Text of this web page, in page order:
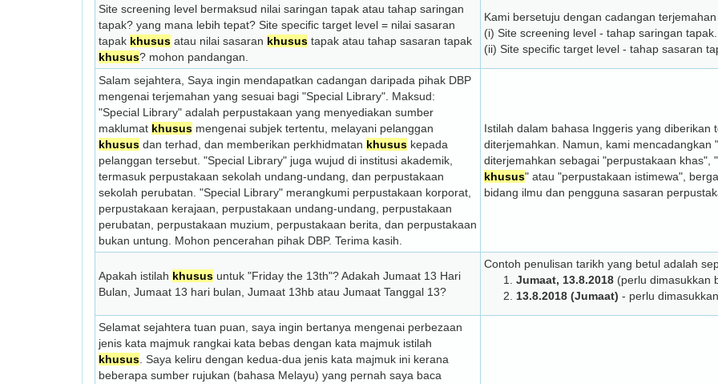
Site screening level bermaksud nilai saringan tapak atau tahap saringan
tapak? yang mana lebih tepat? Site specific target level = nilai sasaran
tapak khusus atau nilai sasaran khusus tapak atau tahap sasaran tapak
khusus? mohon pandangan.
Kami bersetuju dengan cadangan
(i) Site screening level - tahap saringan tapak.
(ii) Site specific target level - tahap sasaran
Salam sejahtera, Saya ingin mendapatkan cadangan daripada pihak DBP
mengenai terjemahan yang sesuai bagi "Special Library". Maksud:
"Special Library" adalah perpustakaan yang menyediakan sumber
maklumat khusus mengenai subjek tertentu, melayani pelanggan
khusus dan terhad, dan memberikan perkhidmatan khusus kepada
pelanggan tersebut. "Special Library" juga wujud di institusi akademik,
termasuk perpustakaan sekolah undang-undang, dan perpustakaan
sekolah perubatan. "Special Library" merangkumi perpustakaan korporat,
perpustakaan kerajaan, perpustakaan undang-undang, perpustakaan
perubatan, perpustakaan muzium, perpustakaan berita, dan perpustakaan
bukan untung. Mohon pencerahan pihak DBP. Terima kasih.
Istilah dalam bahasa Inggeris yang diberikan
diterjemahkan. Namun, kami mencadangkan
diterjemahkan sebagai "perpustakaan khas",
khusus" atau "perpustakaan istimewa",
bidang ilmu dan pengguna sasaran
Apakah istilah khusus untuk "Friday the 13th"? Adakah Jumaat 13 Hari
Bulan, Jumaat 13 hari bulan, Jumaat 13hb atau Jumaat Tanggal 13?
Contoh penulisan tarikh yang betul adalah
Jumaat, 13.8.2018 (perlu dimasukkan
13.8.2018 (Jumaat) - perlu
Selamat sejahtera tuan puan, saya ingin bertanya mengenai perbezaan
jenis kata majmuk rangkai kata bebas dengan kata majmuk istilah
khusus . Saya keliru dengan kedua-dua jenis kata majmuk ini kerana
beberapa sumber rujukan (bahasa Melayu) yang pernah saya baca